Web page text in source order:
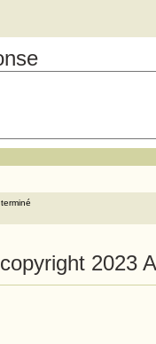
2023